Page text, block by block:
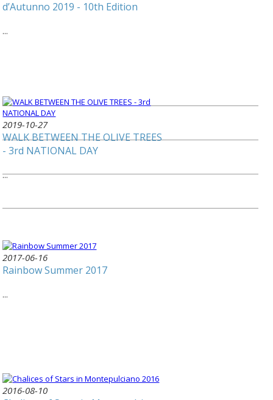
d’Autunno 2019 - 10th Edition
...
2019-10-27
WALK BETWEEN THE OLIVE TREES
- 3rd NATIONAL DAY
...
2017-06-16
Rainbow Summer 2017
...
2016-08-10